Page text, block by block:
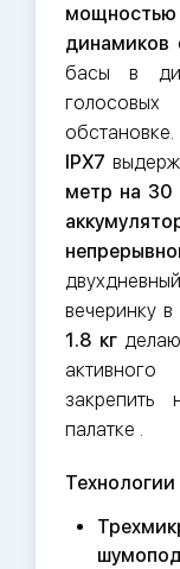
мощностью
динамиков
басы в
IPX7
метр на 30
вечеринку
1.8 кг
закрепить
палатке .